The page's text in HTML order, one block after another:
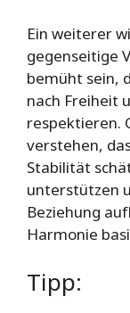
Ein weiterer
gegenseitige
bemüht sein,
nach Freiheit
respektieren.
verstehen,
Stabilität
unterstützen
Beziehung
Harmonie
Tipp: